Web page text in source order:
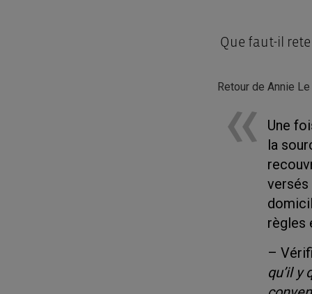
Que faut-il
Retour de Annie
Une
la
versés
règles
–
qu’il y